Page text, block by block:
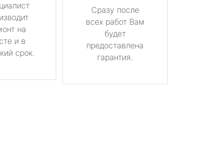
на
и в
срок.
Сразу после
всех работ Вам
будет
предоставлена
гарантия.